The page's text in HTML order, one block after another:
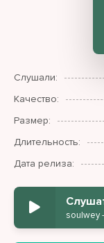
Слушали:
Качество:
Размер:
Длительность:
Дата релиза:
soulwey